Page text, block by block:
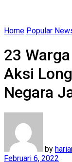
Home Popular
23
Aksi
Negara
by
Februari 6, 2022